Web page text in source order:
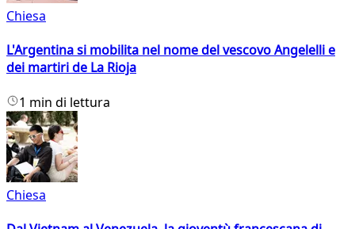
Chiesa
L'Argentina si mobilita nel nome del vescovo Angelelli e
dei martiri de La Rioja
1 min di lettura
Chiesa